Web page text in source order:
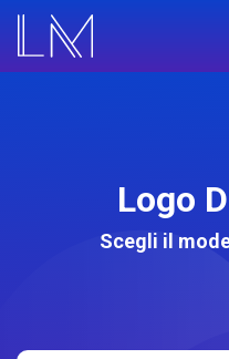
Logo
Scegli il